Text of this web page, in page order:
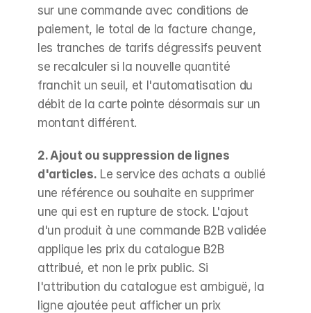
sur une commande avec conditions de
paiement, le total de la facture change,
les tranches de tarifs dégressifs peuvent
se recalculer si la nouvelle quantité
franchit un seuil, et l'automatisation du
débit de la carte pointe désormais sur un
montant différent.
2. Ajout ou suppression de lignes
d'articles. Le service des achats a oublié
une référence ou souhaite en supprimer
une qui est en rupture de stock. L'ajout
d'un produit à une commande B2B validée
applique les prix du catalogue B2B
attribué, et non le prix public. Si
l'attribution du catalogue est ambiguë, la
ligne ajoutée peut afficher un prix